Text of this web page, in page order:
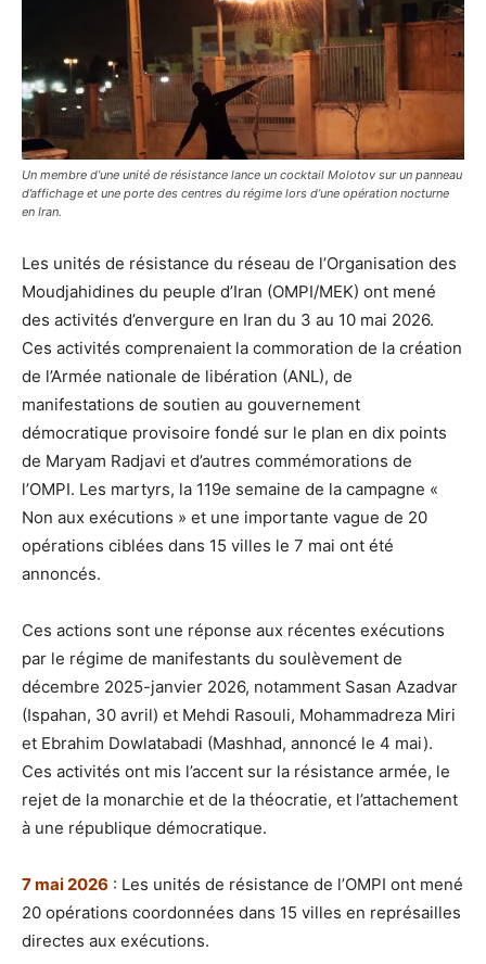
Un membre d’une unité de résistance lance un cocktail Molotov sur un panneau
d’affichage et une porte des centres du régime lors d’une opération nocturne
en Iran.
Les unités de résistance du réseau de l’Organisation des
Moudjahidines du peuple d’Iran (OMPI/MEK) ont mené
des activités d’envergure en Iran du 3 au 10 mai 2026.
Ces activités comprenaient la commoration de la création
de l’Armée nationale de libération (ANL), de
manifestations de soutien au gouvernement
démocratique provisoire fondé sur le plan en dix points
de Maryam Radjavi et d’autres commémorations de
l’OMPI. Les martyrs, la 119e semaine de la campagne «
Non aux exécutions » et une importante vague de 20
opérations ciblées dans 15 villes le 7 mai ont été
annoncés.
Ces actions sont une réponse aux récentes exécutions
par le régime de manifestants du soulèvement de
décembre 2025-janvier 2026, notamment Sasan Azadvar
(Ispahan, 30 avril) et Mehdi Rasouli, Mohammadreza Miri
et Ebrahim Dowlatabadi (Mashhad, annoncé le 4 mai).
Ces activités ont mis l’accent sur la résistance armée, le
rejet de la monarchie et de la théocratie, et l’attachement
à une république démocratique.
7 mai 2026 : Les unités de résistance de l’OMPI ont mené
20 opérations coordonnées dans 15 villes en représailles
directes aux exécutions.